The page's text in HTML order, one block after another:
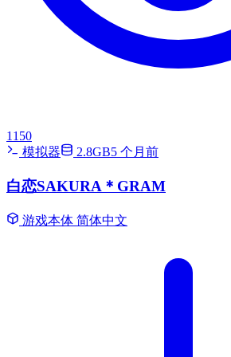
1150
模拟器
2.8GB5 个月前
白恋SAKURA＊GRAM
游戏本体 简体中文